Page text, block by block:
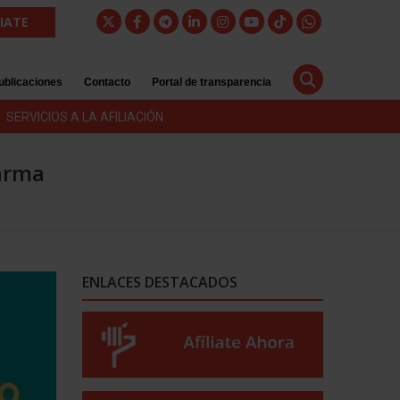
Contacto Portal de transparencia
SERVICIOS A LA AFILIACIÓN
ENLACES DESTACADOS